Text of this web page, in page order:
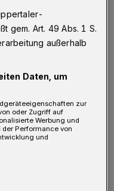
nach nur sechs
als bei
kam, dass es
– was in
lange dauert
geregelt sein,
kann, die
gem. Art. 49 Abs. 1 S.
außerhalb
Daten, um
zur
oder Zugriff auf
Werbung und
Performance von
und